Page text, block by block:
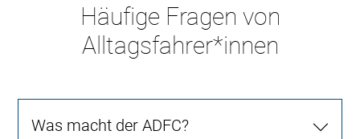
Häufige Fragen von
Alltagsfahrer*innen
Was macht der ADFC?